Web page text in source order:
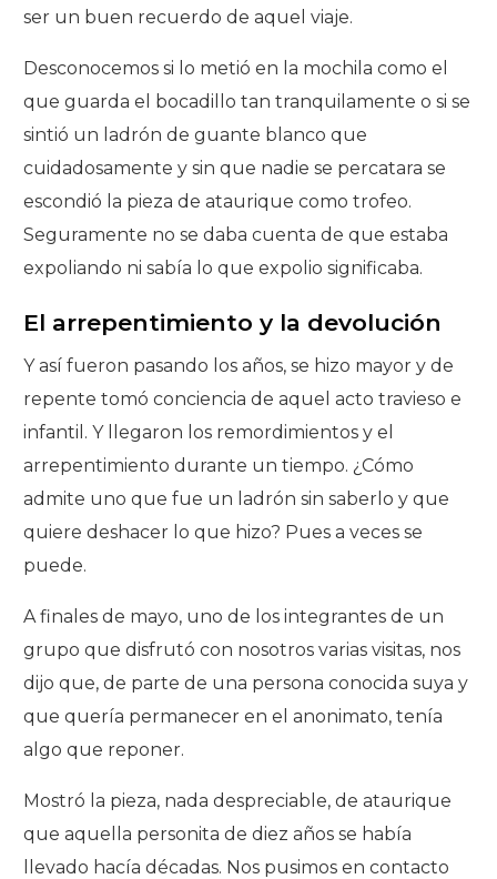
ser un buen recuerdo de aquel viaje.
Desconocemos si lo metió en la mochila como el
que guarda el bocadillo tan tranquilamente o si se
sintió un ladrón de guante blanco que
cuidadosamente y sin que nadie se percatara se
escondió la pieza de ataurique como trofeo.
Seguramente no se daba cuenta de que estaba
expoliando ni sabía lo que expolio significaba.
El arrepentimiento y la devolución
Y así fueron pasando los años, se hizo mayor y de
repente tomó conciencia de aquel acto travieso e
infantil. Y llegaron los remordimientos y el
arrepentimiento durante un tiempo. ¿Cómo
admite uno que fue un ladrón sin saberlo y que
quiere deshacer lo que hizo? Pues a veces se
puede.
A finales de mayo, uno de los integrantes de un
grupo que disfrutó con nosotros varias visitas, nos
dijo que, de parte de una persona conocida suya y
que quería permanecer en el anonimato, tenía
algo que reponer.
Mostró la pieza, nada despreciable, de ataurique
que aquella personita de diez años se había
llevado hacía décadas. Nos pusimos en contacto